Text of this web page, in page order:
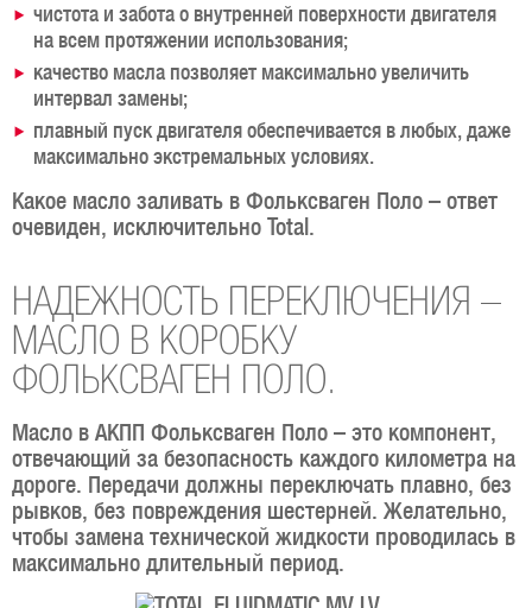
чистота и забота о внутренней поверхности двигателя
на всем протяжении использования;
качество масла позволяет максимально увеличить
интервал замены;
плавный пуск двигателя обеспечивается в любых, даже
максимально экстремальных условиях.
Какое масло заливать в Фольксваген Поло – ответ
очевиден, исключительно Total.
НАДЕЖНОСТЬ ПЕРЕКЛЮЧЕНИЯ –
МАСЛО В КОРОБКУ
ФОЛЬКСВАГЕН ПОЛО.
Масло в АКПП Фольксваген Поло – это компонент,
отвечающий за безопасность каждого километра на
дороге. Передачи должны переключать плавно, без
рывков, без повреждения шестерней. Желательно,
чтобы замена технической жидкости проводилась в
максимально длительный период.